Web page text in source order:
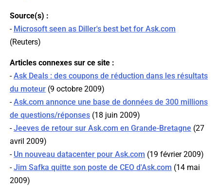
Source(s) :
- Microsoft seen as Diller's best bet for Ask.com
(Reuters)
Articles connexes sur ce site :
-Ask Deals : des coupons de réduction dans les résultats
du moteur (9 octobre 2009)
-Ask.com annonce une base de données de 300 millions
de questions/réponses (18 juin 2009)
-Jeeves de retour sur Ask.com en Grande-Bretagne (27
avril 2009)
- Un nouveau datacenter pour Ask.com (19 février 2009)
-Jim Safka quitte son poste de CEO d'Ask.com (14 mai
2009)